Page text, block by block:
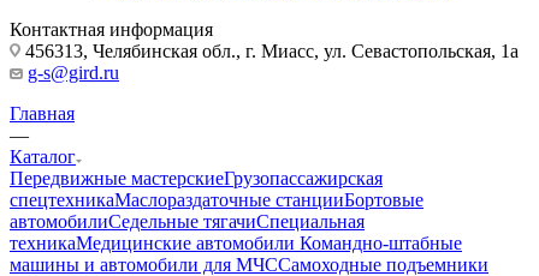
Контактная информация
456313, Челябинская обл., г. Миасс, ул. Севастопольская, 1а
g-s@gird.ru
Главная
—
Каталог
Передвижные мастерскиеГрузопассажирская
спецтехникаМаслораздаточные станцииБортовые
автомобилиСедельные тягачиСпециальная
техникаМедицинские автомобили Командно-штабные
машины и автомобили для МЧССамоходные подъемники